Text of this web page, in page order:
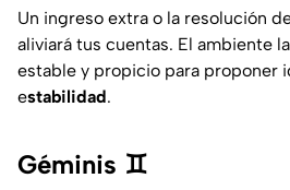
Un ingreso extra o la resolución
aliviará tus cuentas. El ambiente
estable y propicio para proponer
estabilidad.
Géminis ♊